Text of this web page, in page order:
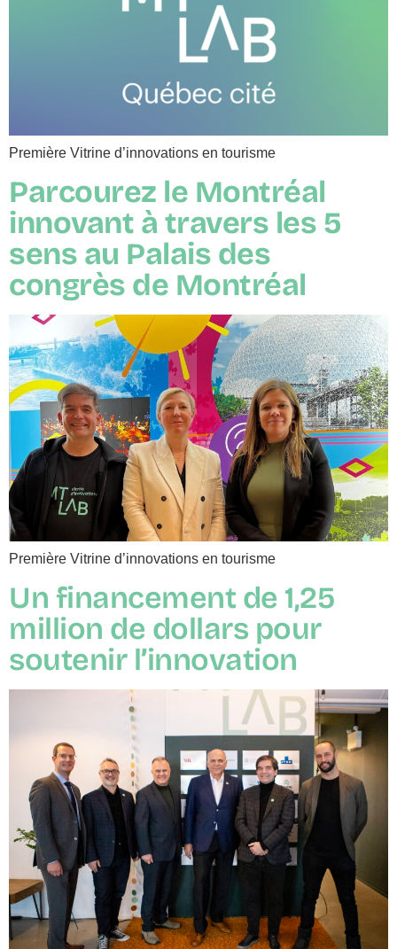
Première Vitrine d’innovations en tourisme
Parcourez le Montréal
innovant à travers les 5
sens au Palais des
congrès de Montréal
Première Vitrine d’innovations en tourisme
Un financement de 1,25
million de dollars pour
soutenir l’innovation